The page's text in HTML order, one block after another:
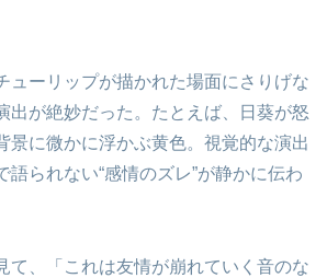
ューリップが描かれた場面にさりげな
出が絶妙だった。たとえば、日葵が怒
景に微かに浮かぶ黄色。視覚的な演出
語られない“感情のズレ”が静かに伝わ
て、「これは友情が崩れていく音のな